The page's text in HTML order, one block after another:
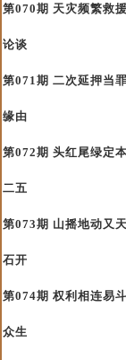
第070期 天灾频繁救
论谈
第071期 二次延押当
缘由
第072期 头红尾绿定
二五
第073期 山摇地动又
石开
第074期 权利相连易
众生